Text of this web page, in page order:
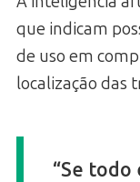
que indicam
de uso em
localização das
“Se todo